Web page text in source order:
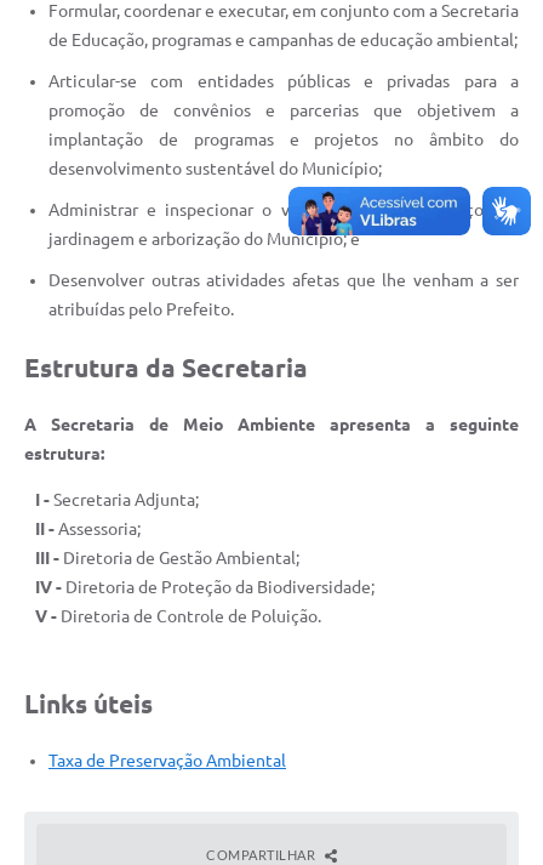
Formular, coordenar e executar, em conjunto com a Secretaria
de Educação, programas e campanhas de educação ambiental;
Articular-se com entidades públicas e privadas para a
promoção de convênios e parcerias que objetivem a
implantação de programas e projetos no âmbito do
desenvolvimento sustentável do Município;
Administrar e inspecionar o viveiro municipal, serviços de
jardinagem e arborização do Município; e
Desenvolver outras atividades afetas que lhe venham a ser
atribuídas pelo Prefeito.
Estrutura da Secretaria
A Secretaria de Meio Ambiente apresenta a seguinte
estrutura:
I -Secretaria Adjunta;
II -Assessoria;
III - Diretoria de Gestão Ambiental;
IV - Diretoria de Proteção da Biodiversidade;
V - Diretoria de Controle de Poluição.
Links úteis
Taxa de Preservação Ambiental
COMPARTILHAR